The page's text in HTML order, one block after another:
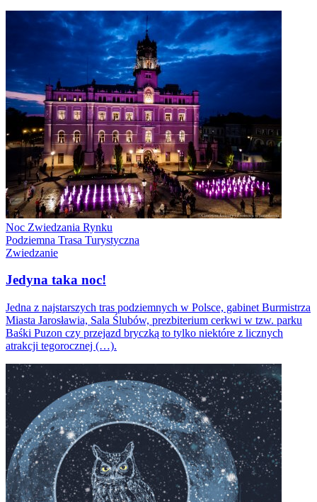
Noc Zwiedzania Rynku
Podziemna Trasa Turystyczna
Zwiedzanie
Jedyna taka noc!
Jedna z najstarszych tras podziemnych w Polsce, gabinet Burmistrza
Miasta Jarosławia, Sala Ślubów, prezbiterium cerkwi w tzw. parku
Baśki Puzon czy przejazd bryczką to tylko niektóre z licznych
atrakcji tegorocznej (…).